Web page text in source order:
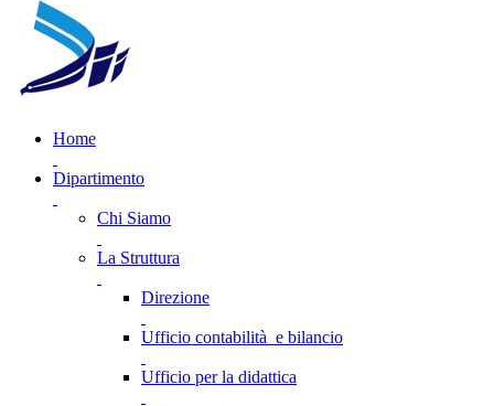
Home
Dipartimento
Chi Siamo
La Struttura
Direzione
Ufficio contabilità e bilancio
Ufficio per la didattica